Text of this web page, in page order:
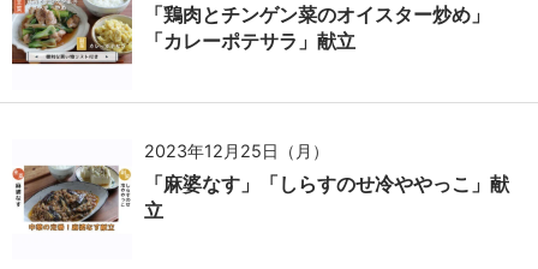
「鶏肉とチンゲン菜のオイスター炒め」
「カレーポテサラ」献立
2023年12月25日（月）
「麻婆なす」「しらすのせ冷ややっこ」献
立